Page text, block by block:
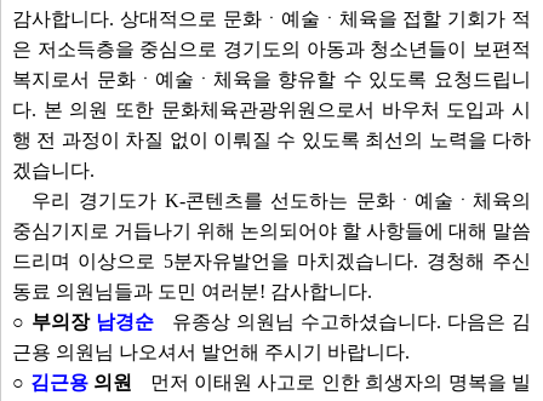
감사합니다. 상대적으로 문화ㆍ예술ㆍ체육을 접할 기회가 적
은 저소득층을 중심으로 경기도의 아동과 청소년들이 보편적
복지로서 문화ㆍ예술ㆍ체육을 향유할 수 있도록 요청드립니
다. 본 의원 또한 문화체육관광위원으로서 바우처 도입과 시
행 전 과정이 차질 없이 이뤄질 수 있도록 최선의 노력을 다하
겠습니다.
우리 경기도가 K-콘텐츠를 선도하는 문화ㆍ예술ㆍ체육의
중심기지로 거듭나기 위해 논의되어야 할 사항들에 대해 말씀
드리며 이상으로 5분자유발언을 마치겠습니다. 경청해 주신
동료 의원님들과 도민 여러분! 감사합니다.
○ 부의장 남경순
유종상 의원님 수고하셨습니다. 다음은 김
근용 의원님 나오셔서 발언해 주시기 바랍니다.
○ 김근용의원
먼저 이태원 사고로 인한 희생자의 명복을 빌